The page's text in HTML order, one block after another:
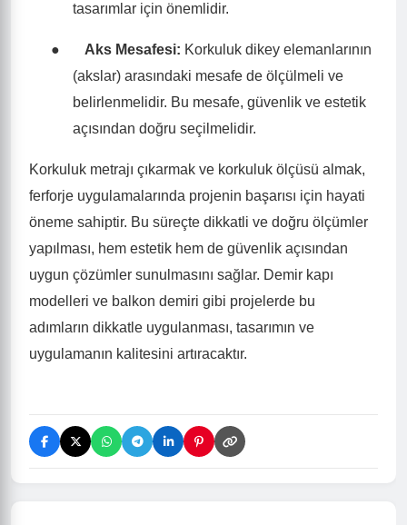
tasarımlar için önemlidir.
● Aks Mesafesi: Korkuluk dikey elemanlarının
(akslar) arasındaki mesafe de ölçülmeli ve
belirlenmelidir. Bu mesafe, güvenlik ve estetik
açısından doğru seçilmelidir.
Korkuluk metrajı çıkarmak ve korkuluk ölçüsü almak,
ferforje uygulamalarında projenin başarısı için hayati
öneme sahiptir. Bu süreçte dikkatli ve doğru ölçümler
yapılması, hem estetik hem de güvenlik açısından
uygun çözümler sunulmasını sağlar. Demir kapı
modelleri ve balkon demiri gibi projelerde bu
adımların dikkatle uygulanması, tasarımın ve
uygulamanın kalitesini artıracaktır.